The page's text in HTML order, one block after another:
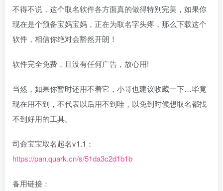
不得不说，这个取名软件各方面真的做得特别完美，如果你
现在是个预备宝妈宝妈，正在为取名字头疼，那么下载这个
软件，相信你绝对会豁然开朗！
软件完全免费，且没有任何广告，放心用!
当然，如果你暂时还用不着它，小哥也建议收藏一下…毕竟
现在用不到，不代表以后用不到哇，以免到时候想取名都找
不到好用的工具。
司命宝宝取名起名v1.1：
https://pan.quark.cn/s/51da3c2d1b1b
备用链接：